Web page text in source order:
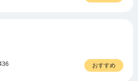
おすすめ